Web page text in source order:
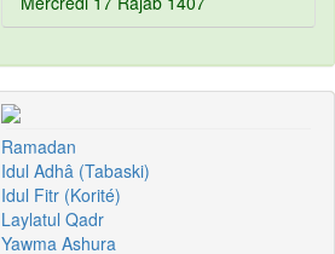
Ramadan
Idul Adhâ (Tabaski)
Idul Fitr (Korité)
Laylatul Qadr
Yawma Ashura